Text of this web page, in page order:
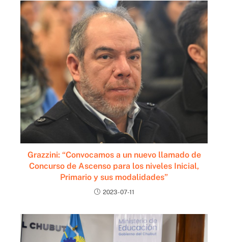
Grazzini: “Convocamos a un nuevo llamado de
Concurso de Ascenso para los niveles Inicial,
Primario y sus modalidades”
2023-07-11